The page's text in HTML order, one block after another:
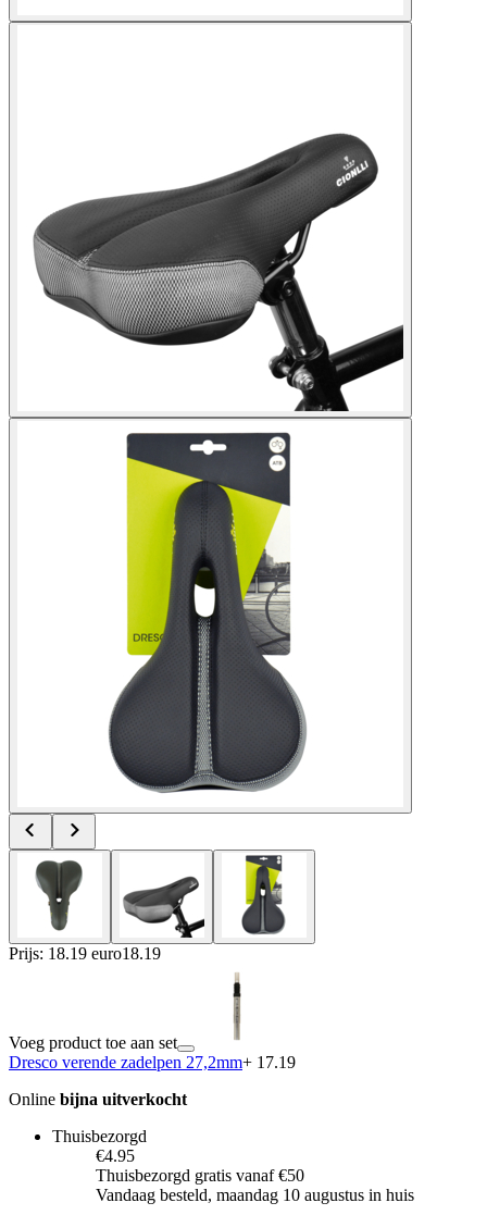
Prijs: 18.19 euro18.19
Voeg product toe aan set
Dresco verende zadelpen 27,2mm+ 17.19
Online bijna uitverkocht
Thuisbezorgd
€4.95
Thuisbezorgd gratis vanaf €50
Vandaag besteld, maandag 10 augustus in huis